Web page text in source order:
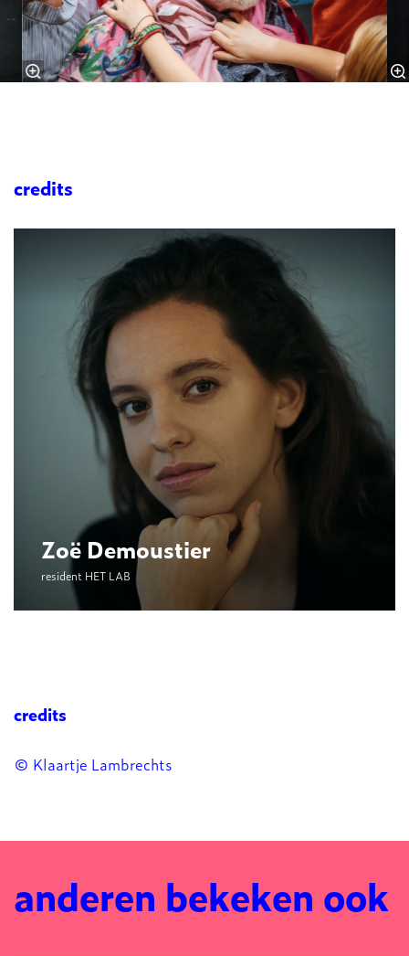
credits
Zoë Demoustier
resident HET LAB
credits
© Klaartje Lambrechts
anderen bekeken ook